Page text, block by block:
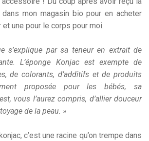
mon magasin bio pour en acheter
et une pour le corps pour moi.
s’explique par sa teneur en extrait de
L’éponge Konjac est exempte de
de colorants, d’additifs et de produits
proposée pour les bébés, sa
vous l’aurez compris, d’allier douceur
de la peau. »
c’est une racine qu’on trempe dans